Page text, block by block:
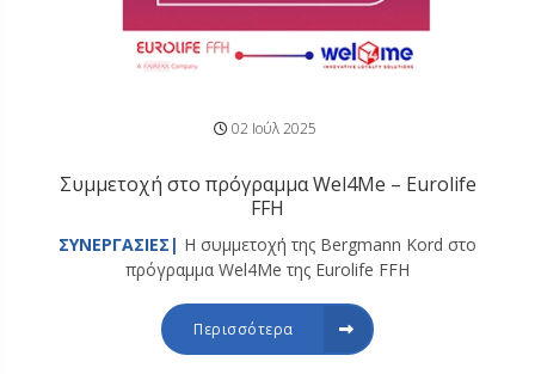
02 Ιούλ 2025
Συμμετοχή στο πρόγραμμα Wel4Me – Eurolife
FFH
ΣΥΝΕΡΓΑΣΙΕΣ| Η συμμετοχή της Bergmann Kord στο
πρόγραμμα Wel4Me της Eurolife FFH
Περισσότερα